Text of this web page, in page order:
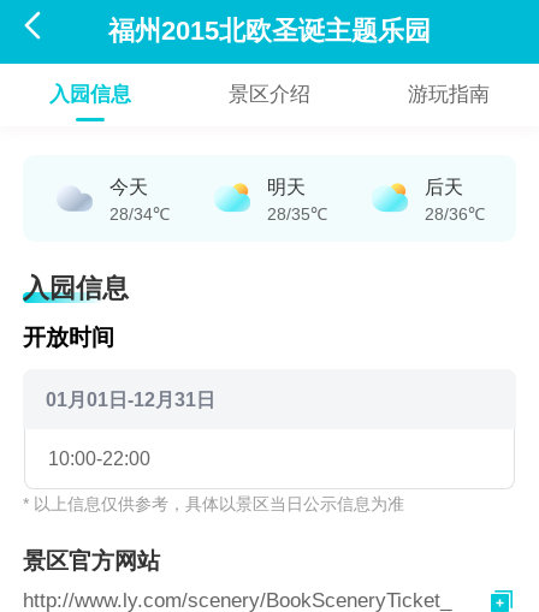
 福州2015北欧圣诞主题乐园
入园信息 景区介绍 游玩指南
今天
28/34℃
明天
28/35℃
后天
28/36℃
入园信息
开放时间
01月01日-12月31日
10:00-22:00
* 以上信息仅供参考，具体以景区当日公示信息为准
景区官方网站
http://www.ly.com/scenery/BookSceneryTicket_
